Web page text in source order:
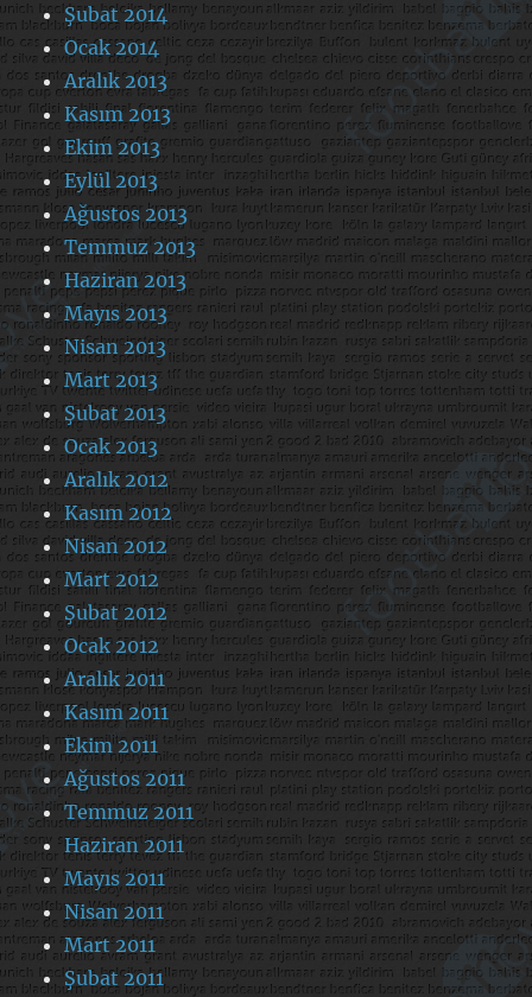
Şubat 2014
Ocak 2014
Aralık 2013
Kasım 2013
Ekim 2013
Eylül 2013
Ağustos 2013
Temmuz 2013
Haziran 2013
Mayıs 2013
Nisan 2013
Mart 2013
Şubat 2013
Ocak 2013
Aralık 2012
Kasım 2012
Nisan 2012
Mart 2012
Şubat 2012
Ocak 2012
Aralık 2011
Kasım 2011
Ekim 2011
Ağustos 2011
Temmuz 2011
Haziran 2011
Mayıs 2011
Nisan 2011
Mart 2011
Şubat 2011